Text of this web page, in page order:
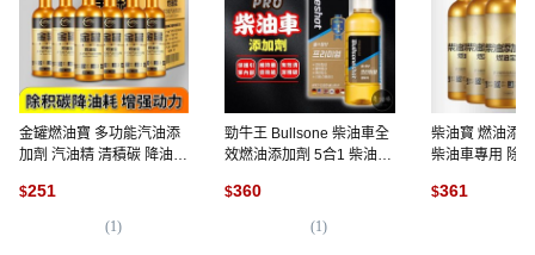
金罐燃油寶 多功能汽油添
加劑 汽油精 清積碳 降油
【抖音爆款保證正品】
$251
(1)
勁牛王 Bullsone 柴油車全
效燃油添加劑 5合1 柴油精
柴油
$360
(1)
柴油寳 燃油添
柴油車專用 除
553
$361